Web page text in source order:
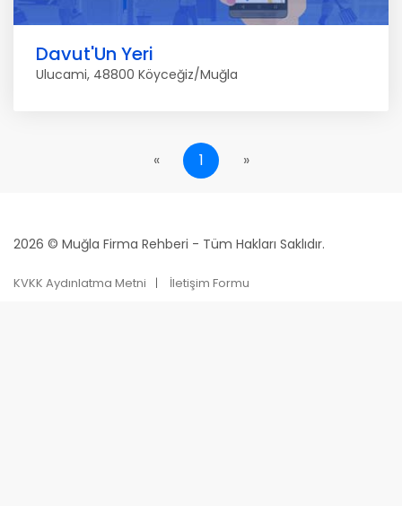
Davut'Un Yeri
Ulucami, 48800 Köyceğiz/Muğla
« 1 »
2026 © Muğla Firma Rehberi - Tüm Hakları Saklıdır.
KVKK Aydınlatma Metni İletişim Formu